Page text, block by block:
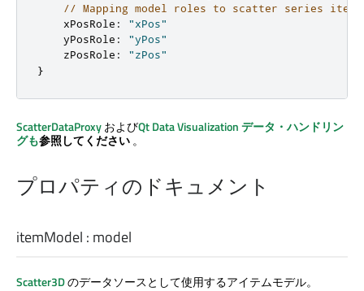
// Mapping model roles to scatter series item
    xPosRole
:
"xPos"
    yPosRole
:
"yPos"
    zPosRole
:
"zPos"
}
ScatterDataProxyおよびQt Data Visualizationデータ・ハンドリン
グも参照してください。
プロパティのドキュメント
itemModel : model
Scatter3Dのデータソースとして使用するアイテムモデル。